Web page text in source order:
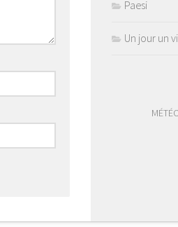
Paesi
Un jour un